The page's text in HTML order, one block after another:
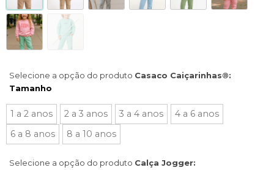
Selecione a opção do produto Casaco Caiçarinhas®:
Tamanho
1 a 2 anos 2 a 3 anos 3 a 4 anos
4 a 6 anos
6 a 8 anos
8 a 10 anos
Selecione a opção do produto Calça Jogger: